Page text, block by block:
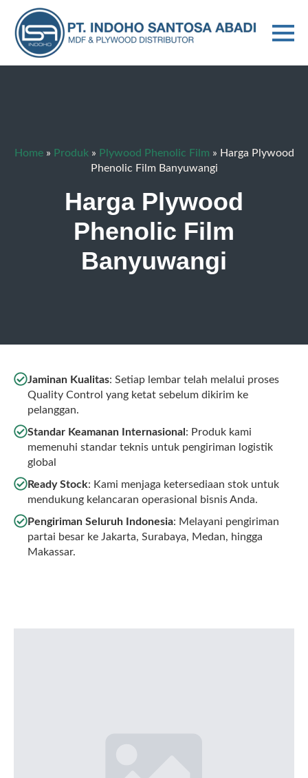
Home» Produk» Plywood Phenolic Film » Harga Plywood
Phenolic Film Banyuwangi
Harga Plywood
Phenolic Film
Banyuwangi
Jaminan Kualitas: Setiap lembar telah melalui proses
Quality Control yang ketat sebelum dikirim ke
pelanggan.
Standar Keamanan Internasional : Produk kami
memenuhi standar teknis untuk pengiriman logistik
global
Ready Stock: Kami menjaga ketersediaan stok untuk
mendukung kelancaran operasional bisnis Anda.
Pengiriman Seluruh Indonesia: Melayani pengiriman
partai besar ke Jakarta, Surabaya, Medan, hingga
Makassar.